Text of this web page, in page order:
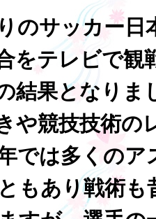
のサッカー日
をテレビで観
結果となり
や競技技術の
では多くのア
もあり戦術も